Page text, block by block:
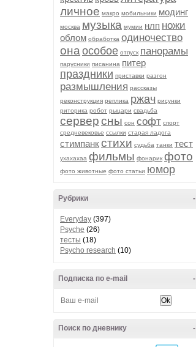
личное макро мобильники модинг
москва музыка мумии нлп ножи
облом обработка одиночество
она особое отпуск панорамы
парусники писанина питер
праздники приставки разгон
размышления рассказы
реконструкция реплика ржач рисунки
риторика робот рыцари свадьба
серверсны сон софт спорт
средневековье ссылки старая ладога
стимпанкстихи судьба танки тест
ухахахаа фильмы фонарик фото
фото животные фото статьи юмор
-
Рубрики
Everyday (397)
Psyche (26)
тесты (18)
Psycho research (10)
-
Подписка по e-mail
-
Поиск по дневнику